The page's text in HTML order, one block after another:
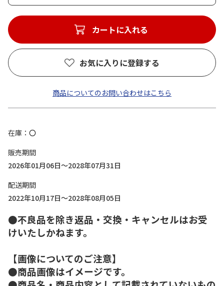
カートに入れる
お気に入りに登録する
商品についてのお問い合わせはこちら
在庫
〇
販売期間
2026年01月06日～2028年07月31日
配送期間
2022年10月17日～2028年08月05日
●不良品を除き返品・交換・キャンセルはお受
けいたしかねます。
【画像についてのご注意】
●商品画像はイメージです。